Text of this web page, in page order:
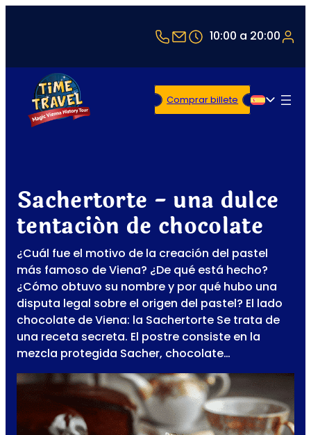
+43 1 5321514
office@timetravel-
10:00 a 20:00
Español
Comprar billete
Sachertorte - una dulce
tentación de chocolate
¿Cuál fue el motivo de la creación del pastel
más famoso de Viena? ¿De qué está hecho?
¿Cómo obtuvo su nombre y por qué hubo una
disputa legal sobre el origen del pastel? El lado
chocolate de Viena: la Sachertorte Se trata de
una receta secreta. El postre consiste en la
mezcla protegida Sacher, chocolate…